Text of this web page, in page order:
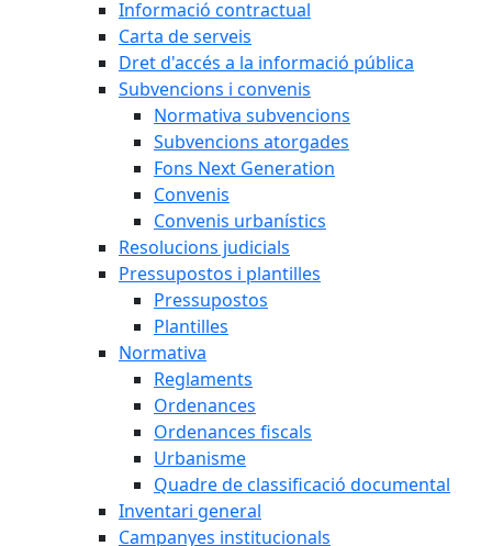
Informació contractual
Carta de serveis
Dret d'accés a la informació pública
Subvencions i convenis
Normativa subvencions
Subvencions atorgades
Fons Next Generation
Convenis
Convenis urbanístics
Resolucions judicials
Pressupostos i plantilles
Pressupostos
Plantilles
Normativa
Reglaments
Ordenances
Ordenances fiscals
Urbanisme
Quadre de classificació documental
Inventari general
Campanyes institucionals